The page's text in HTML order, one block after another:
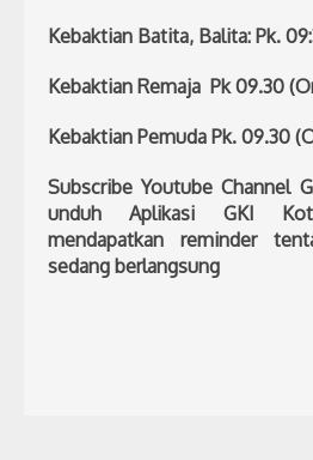
Kebaktian Batita, Balita: Pk.
Kebaktian Remaja Pk 09.30
Kebaktian Pemuda Pk. 09.30
Subscribe Youtube Channel
unduh Aplikasi GKI
mendapatkan reminder
sedang berlangsung